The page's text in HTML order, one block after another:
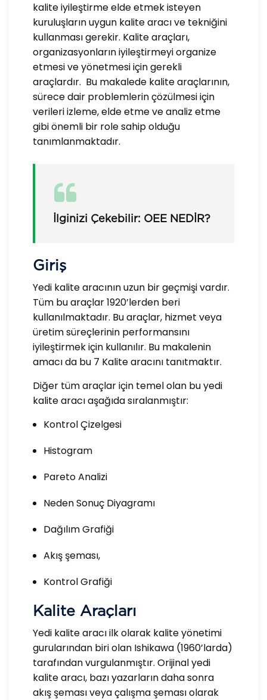
kalite iyileştirme elde etmek isteyen
kuruluşların uygun kalite aracı ve tekniğini
kullanması gerekir. Kalite araçları,
organizasyonların iyileştirmeyi organize
etmesi ve yönetmesi için gerekli
araçlardır. Bu makalede kalite araçlarının,
sürece dair problemlerin çözülmesi için
verileri izleme, elde etme ve analiz etme
gibi önemli bir role sahip olduğu
tanımlanmaktadır.
İlginizi Çekebilir: OEE NEDIR?
Giriş
Yedi kalite aracının uzun bir geçmişi vardır.
Tüm bu araçlar 1920’lerden beri
kullanılmaktadır. Bu araçlar, hizmet veya
üretim süreçlerinin performansını
iyileştirmek için kullanılır. Bu makalenin
amacı da bu 7 Kalite aracını tanıtmaktır.
Diğer tüm araçlar için temel olan bu yedi
kalite aracı aşağıda sıralanmıştır:
Kontrol Çizelgesi
Histogram
Pareto Analizi
Neden Sonuç Diyagramı
Dağılım Grafiği
Akış şeması,
Kontrol Grafiği
Kalite Araçları
Yedi kalite aracı ilk olarak kalite yönetimi
gurularından biri olan Ishikawa (1960’larda)
tarafından vurgulanmıştır. Orijinal yedi
kalite aracı, bazı yazarların daha sonra
akış şeması veya çalışma şeması olarak